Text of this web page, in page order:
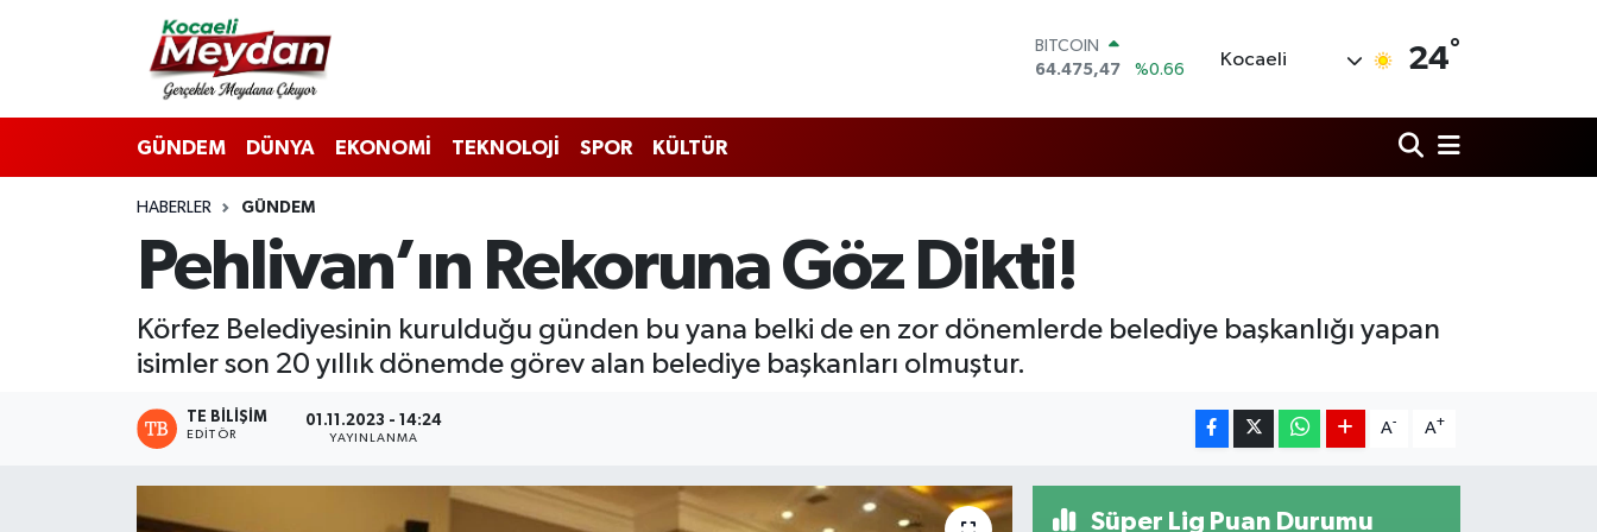
BITCOIN
64.475,47
%0.66
6518.23
BİST100
Kocaeli 24°
GÜNDEM DÜNYA EKONOMİ TEKNOLOJİ SPOR KÜLTÜR
HABERLER GÜNDEM
Pehlivan’ın Rekoruna Göz Dikti!
Körfez Belediyesinin kurulduğu günden bu yana belki de en zor dönemlerde belediye başkanlığı yapan
isimler son 20 yıllık dönemde görev alan belediye başkanları olmuştur.
TE BILIŞIM
EDITÖR
01.11.2023 - 14:24
YAYINLANMA
A- A+
Süper Lig Puan Durumu
Nöbetçi Eczaneler
Hava Durumu
Trafik Durumu
Süper Lig Puan Durumu ve Fikstür
Tüm Manşetler
Haber Arşivi